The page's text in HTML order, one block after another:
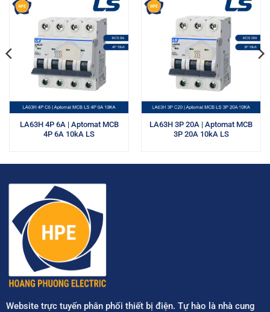
LA63H 4P 6A | Aptomat MCB
4P 6A 10kA LS
LA63H 3P 20A | Aptomat MCB
3P 20A 10kA LS
Website trực tuyến phân phối thiết bị điện. Tự hào là nhà cung